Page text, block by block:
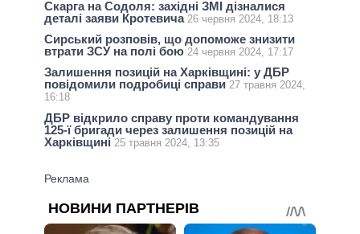
Скарга на Содоля: західні ЗМІ дізналися
деталі заяви Кротевича 26 червня 2024, 18:13
Сирський розповів, що допоможе знизити
втрати ЗСУ на полі бою 24 червня 2024, 17:17
Залишення позицій на Харківщині: у ДБР
повідомили подробиці справи 27 травня 2024,
16:18
ДБР відкрило справу проти командування
125-ї бригади через залишення позицій на
Харківщині 25 травня 2024, 13:35